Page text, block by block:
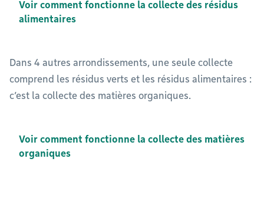
Voir comment fonctionne la collecte des résidus
alimentaires
Dans 4 autres arrondissements, une seule collecte
comprend les résidus verts et les résidus alimentaires :
c’est la collecte des matières organiques.
Voir comment fonctionne la collecte des matières
organiques